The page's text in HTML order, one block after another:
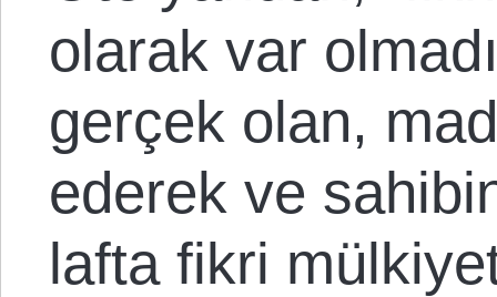
olarak var
gerçek olan,
ederek ve
lafta fikri